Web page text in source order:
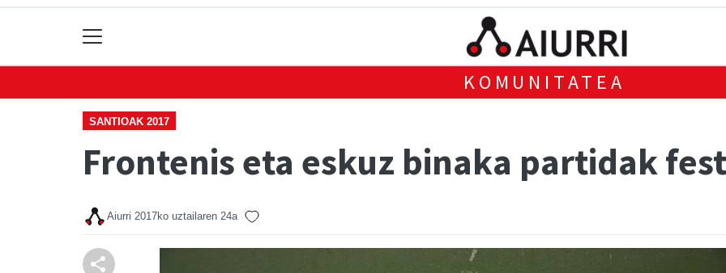
KOMUNITATEA
SANTIOAK 2017
Frontenis eta eskuz binaka partidak
Aiurri 2017ko uztailaren 24a